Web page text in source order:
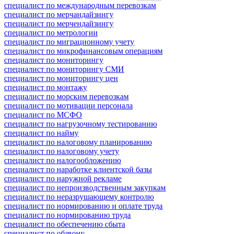
специалист по международным перевозкам
специалист по мерчандайзингу
специалист по мерчендайзингу
специалист по метрологии
специалист по миграционному учету
специалист по микрофинансовым операциям
специалист по мониторингу
специалист по мониторингу СМИ
специалист по мониторингу цен
специалист по монтажу
специалист по морским перевозкам
специалист по мотивации персонала
специалист по МСФО
специалист по нагрузочному тестированию
специалист по найму
специалист по налоговому планированию
специалист по налоговому учету
специалист по налогообложению
специалист по наработке клиентской базы
специалист по наружной рекламе
специалист по непроизводственным закупкам
специалист по неразрушающему контролю
специалист по нормированию и оплате труда
специалист по нормированию труда
специалист по обеспечению сбыта